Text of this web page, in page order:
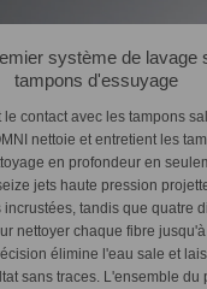
système de lavage
tampons d'essuyage
contact avec les tampons
nettoie et entretient les
en profondeur en
jets haute pression
tandis que quatre
nettoyer chaque fibre
élimine l'eau sale et
sans traces. L'ensemble du